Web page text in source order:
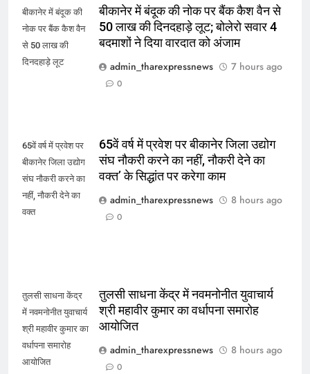
बीकानेर में बंदूक की
नोक पर बैंक कैश वैन
से 50 लाख की
दिनदहाड़े लूट
बीकानेर में बंदूक की नोक पर बैंक कैश वैन से
50 लाख की दिनदहाड़े लूट; बोलेरो सवार 4
बदमाशों ने दिया वारदात को अंजाम
admin_tharexpressnews
7 hours ago
0
65वें वर्ष में प्रवेश पर
बीकानेर जिला उद्योग
संघ नौकरी करने का
नहीं, नौकरी देने का
वक्त
65वें वर्ष में प्रवेश पर बीकानेर जिला उद्योग
संघ नौकरी करने का नहीं, नौकरी देने का
वक्त’ के सिद्धांत पर करेगा काम
admin_tharexpressnews
8 hours ago
0
तुलसी साधना केंद्र
में नवमनोनीत युवाचार्य
श्री महावीर कुमार का
वर्धापना समारोह
आयोजित
तुलसी साधना केंद्र में नवमनोनीत युवाचार्य
श्री महावीर कुमार का वर्धापना समारोह
आयोजित
admin_tharexpressnews
8 hours ago
0